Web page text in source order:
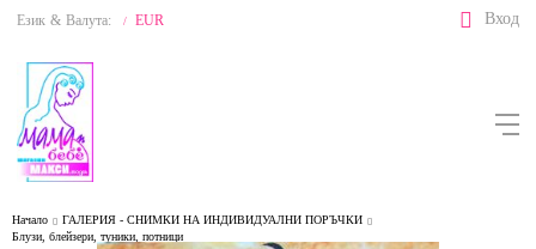
Език & Валута: / EUR Вход
Начало
ГАЛЕРИЯ - СНИМКИ НА ИНДИВИДУАЛНИ ПОРЪЧКИ
Блузи, блейзери, туники, потници